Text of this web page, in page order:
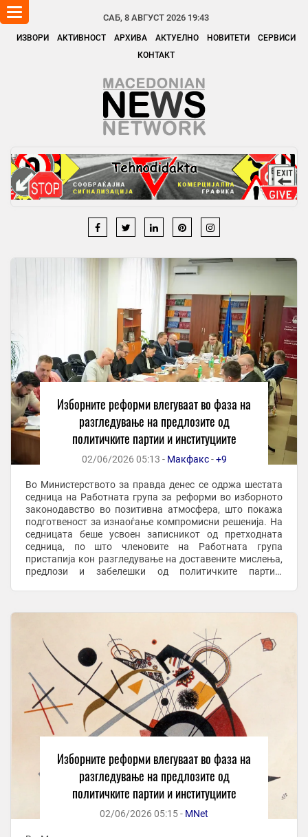
САБ, 8 АВГУСТ 2026 19:43
ИЗВОРИ АКТИВНОСТ АРХИВА АКТУЕЛНО НОВИТЕТИ
СЕРВИСИ
КОНТАКТ
Toggle
navigation
Изборните реформи влегуваат во фаза на
разгледување на предлозите од
политичките партии и институциите
02/06/2026 05:13 - Макфакс-+9
Во Министерството за правда денес се одржа шестата
седница на Работната група за реформи во изборното
законодавство во позитивна атмосфера, што покажа
подготвеност за изнаоѓање компромисни решенија. На
седницата беше усвоен записникот од претходната
седница, по што членовите на Работната група
пристапија кон разгледување на доставените мислења,
предлози и забелешки од политичките партии,
Изборните реформи влегуваат во фаза на
разгледување на предлозите од
политичките партии и институциите
02/06/2026 05:15 - MNet